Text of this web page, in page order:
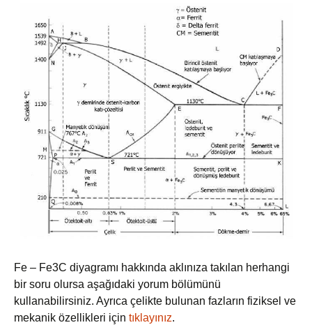
Fe – Fe3C diyagramı hakkında aklınıza takılan herhangi
bir soru olursa aşağıdaki yorum bölümünü
kullanabilirsiniz. Ayrıca çelikte bulunan fazların fiziksel ve
mekanik özellikleri için tıklayınız.